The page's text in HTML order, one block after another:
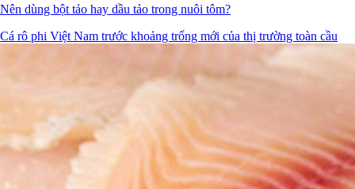
Nên dùng bột tảo hay dầu tảo trong nuôi tôm?
Cá rô phi Việt Nam trước khoảng trống mới của thị trường toàn cầu